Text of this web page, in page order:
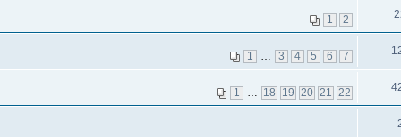
1 2
1 3 4 5 6 7
1 18 19 20 21 22